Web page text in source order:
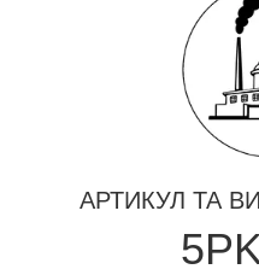
АРТИКУЛ ТА